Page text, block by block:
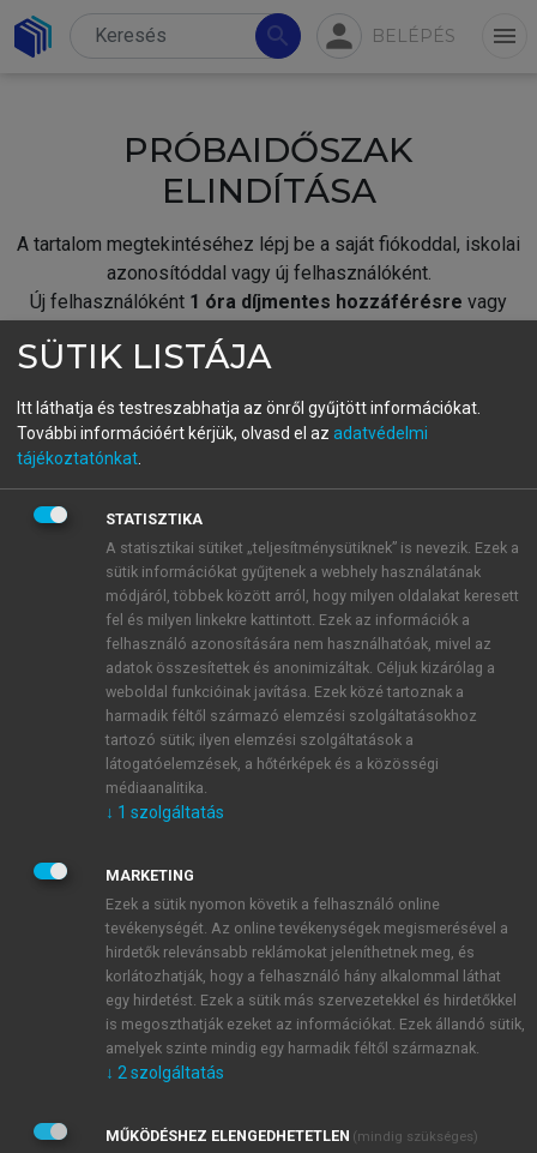
search person BELÉPÉS menu
PRÓBAIDŐSZAK
ELINDÍTÁSA
A tartalom megtekintéséhez lépj be a saját fiókoddal, iskolai
azonosítóddal vagy új felhasználóként.
Új felhasználóként 1 óra díjmentes hozzáférésre vagy
fiókoddal,vagy hozz létre új fiókot.
A regisztráció után apróbaidőszakautomatikusan
BELÉPÉS SAJÁT FIÓKKAL
ÚJ FIÓK LÉTREHOZÁSA
1 óra díjmentes hozzáférés
E-MAIL-CÍM
JELSZÓ
JELSZÓ ÚJRA
Kérek értesítést a MeRSZ újdonságairól, akcióiról.
Kérek értesítést az Akadémiai Kiadó Zrt. újdonságairól,
Adatkezelési tájékoztatóbanfoglaltakat tudomásul
SÜTIK LISTÁJA
Itt láthatja és testreszabhatja az önről gyűjtött információkat.
További információért kérjük, olvasd el az adatvédelmi
tájékoztatónkat
STATISZTIKA
A statisztikai sütiket „teljesítménysütiknek” is nevezik. Ezek a
sütik információkat gyűjtenek a webhely használatának
módjáról, többek között arról, hogy milyen oldalakat keresett
fel és milyen linkekre kattintott. Ezek az információk a
felhasználó azonosítására nem használhatóak, mivel az
adatok összesítettek és anonimizáltak. Céljuk kizárólag a
weboldal funkcióinak javítása. Ezek közé tartoznak a
harmadik féltől származó elemzési szolgáltatásokhoz
tartozó sütik; ilyen elemzési szolgáltatások a
látogatóelemzések, a hőtérképek és a közösségi
médiaanalitika.
↓ 1 szolgáltatás
MARKETING
Ezek a sütik nyomon követik a felhasználó online
tevékenységét. Az online tevékenységek megismerésével a
hirdetők relevánsabb reklámokat jeleníthetnek meg, és
korlátozhatják, hogy a felhasználó hány alkalommal láthat
egy hirdetést. Ezek a sütik más szervezetekkel és hirdetőkkel
is megoszthatják ezeket az információkat. Ezek állandó sütik,
amelyek szinte mindig egy harmadik féltől származnak.
↓ 2 szolgáltatás
MŰKÖDÉSHEZ ELENGEDHETETLEN (mindig szükséges)